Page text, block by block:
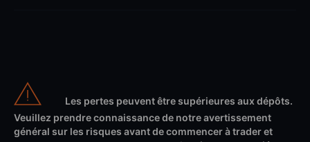
Les pertes peuvent être supérieures aux dépôts.
Veuillez prendre connaissance de notre avertissement
général sur les risques avant de commencer à trader et